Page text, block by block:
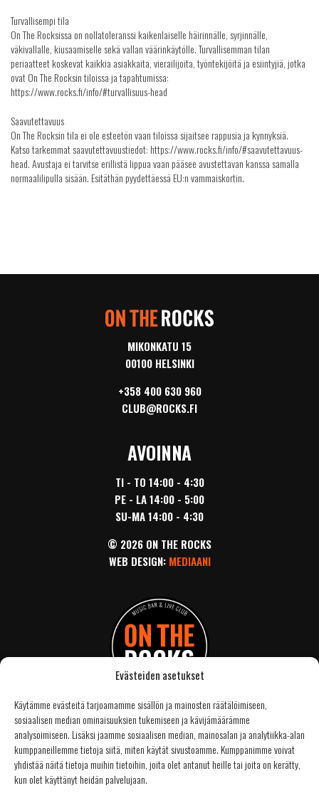
Evästeiden asetukset
Käytämme evästeitä tarjoamamme sisällön ja mainosten räätälöimiseen,
sosiaalisen median ominaisuuksien tukemiseen ja kävijämäärämme
analysoimiseen. Lisäksi jaamme sosiaalisen median, mainosalan ja analytiikka-alan
kumppaneillemme tietoja siitä, miten käytät sivustoamme. Kumppanimme voivat
yhdistää näitä tietoja muihin tietoihin, joita olet antanut heille tai joita on kerätty,
kun olet käyttänyt heidän palvelujaan.
Turvallisempi tila
On The Rocksissa on nollatoleranssi kaikenlaiselle häirinnälle, syrjinnälle,
väkivallalle, kiusaamiselle sekä vallan väärinkäytölle. Turvallisemman tilan
periaatteet koskevat kaikkia asiakkaita, vierailijoita, työntekijöitä ja esiintyjiä, jotka
ovat On The Rocksin tiloissa ja tapahtumissa:
https://www.rocks.fi/info/#turvallisuus-head
Saavutettavuus
On The Rocksin tila ei ole esteetön vaan tiloissa sijaitsee rappusia ja kynnyksiä.
Katso tarkemmat saavutettavuustiedot: https://www.rocks.fi/info/#saavutettavuus-
head. Avustaja ei tarvitse erillistä lippua vaan pääsee avustettavan kanssa samalla
normaalilipulla sisään. Esitäthän pyydettäessä EU:n vammaiskortin.
MIKONKATU 15
00100 HELSINKI
+358 400 630 960
CLUB@ROCKS.FI
AVOINNA
TI - TO 14:00 - 4:30
PE - LA 14:00 - 5:00
SU-MA 14:00 - 4:30
© 2026 ON THE ROCKS
WEB DESIGN: MEDIAANI
SIVUT
ETUSIVU
TAPAHTUMAT